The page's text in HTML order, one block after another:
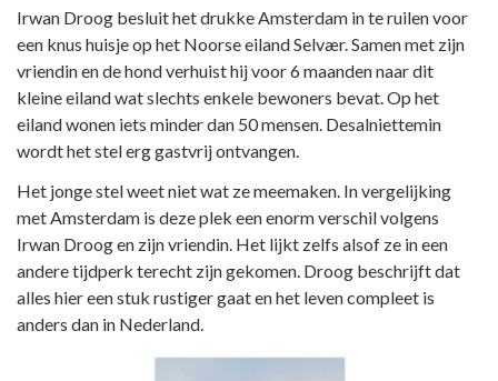
Irwan Droog besluit het drukke Amsterdam in te ruilen voor
een knus huisje op het Noorse eiland Selvær. Samen met zijn
vriendin en de hond verhuist hij voor 6 maanden naar dit
kleine eiland wat slechts enkele bewoners bevat. Op het
eiland wonen iets minder dan 50 mensen. Desalniettemin
wordt het stel erg gastvrij ontvangen.
Het jonge stel weet niet wat ze meemaken. In vergelijking
met Amsterdam is deze plek een enorm verschil volgens
Irwan Droog en zijn vriendin. Het lijkt zelfs alsof ze in een
andere tijdperk terecht zijn gekomen. Droog beschrijft dat
alles hier een stuk rustiger gaat en het leven compleet is
anders dan in Nederland.